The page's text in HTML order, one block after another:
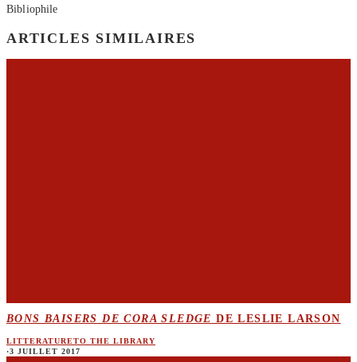
Bibliophile
ARTICLES SIMILAIRES
BONS BAISERS DE CORA SLEDGE DE LESLIE LARSON
LITTERATURETO THE LIBRARY
·3 JUILLET 2017